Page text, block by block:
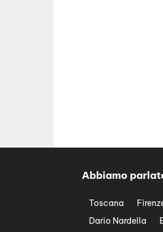
Abbiamo
Toscana
Dario Nardella